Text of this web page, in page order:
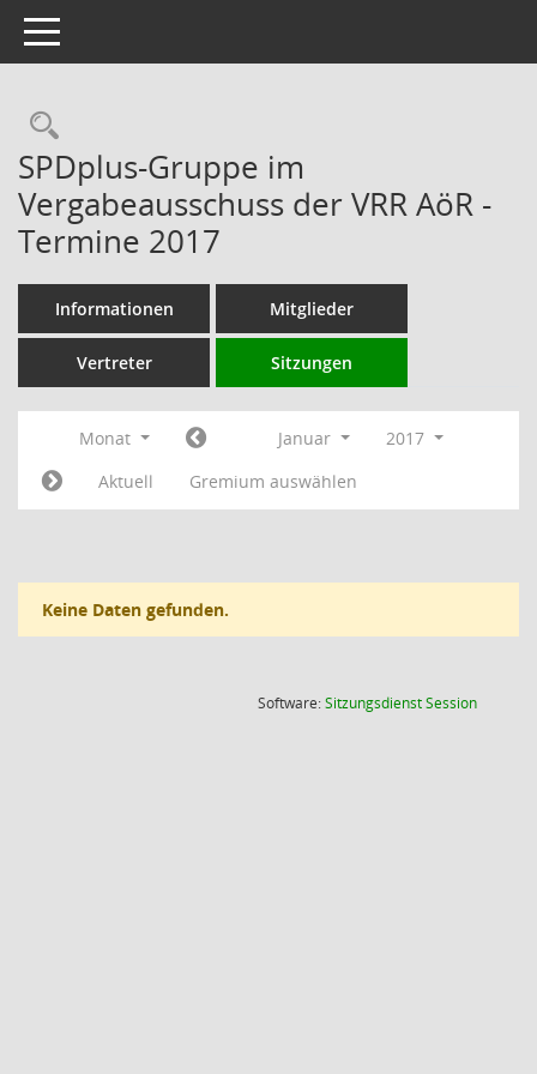
Toggle navigation
Rechercheauswahl
SPDplus-Gruppe im
Vergabeausschuss der VRR AöR -
Termine 2017
Informationen Mitglieder
Vertreter Sitzungen
Monat Januar
2017
Aktuell
Gremium auswählen
Keine Daten gefunden.
Software:SitzungsdienstSession(Wird in